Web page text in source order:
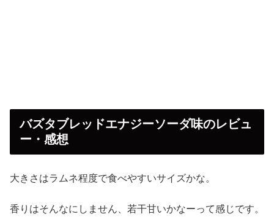
バズタブレッドエナジーソーダ味のレビュ
ー・感想
大きさはラムネ程度で食べやすいサイズかな。
香りはそんなにしません、若干甘いかなーって感じです。